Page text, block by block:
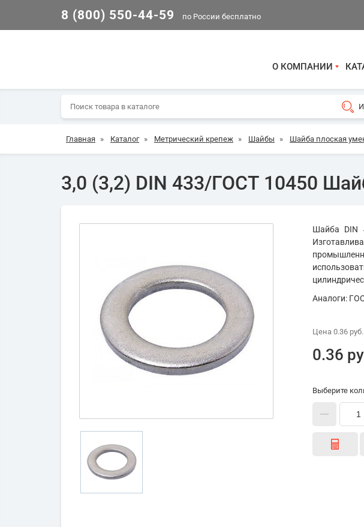
8 (800) 550-44-59 по России бесплатно
О КОМПАНИИ
Главная » Каталог » Метрический крепеж » Шайбы » Шайба плоская
3,0 (3,2) DIN 433/ГОСТ 10450
Шайба DIN
Аналоги:
Цена 0.36 руб.
0.36
Выберите